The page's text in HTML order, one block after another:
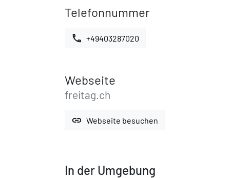
Telefonnummer
call +49403287020
Webseite
freitag.ch
link Webseite besuchen
In der Umgebung